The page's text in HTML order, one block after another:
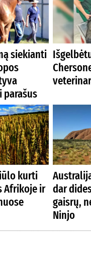
siekianti
parašus
kurti
Afrikoje ir dar
gaisrų,
Ninjo